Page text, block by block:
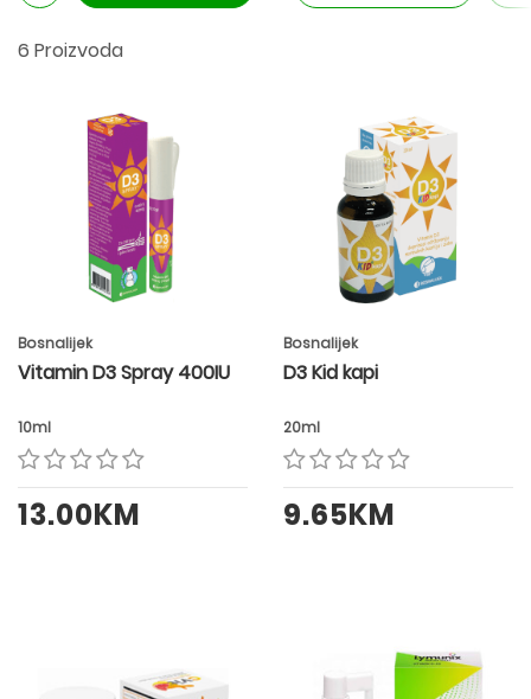
6 Proizvoda
Bosnalijek
Vitamin D3 Spray 400IU
10ml
13.00KM
Bosnalijek
D3 Kid kapi
20ml
9.65KM